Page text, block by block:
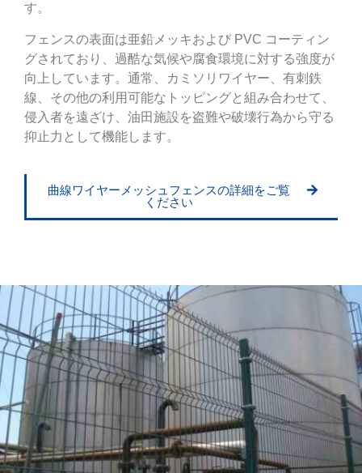
す。
フェンスの表面は亜鉛メッキおよび PVC コーティン
グされており、過酷な気候や腐食環境に対する強度が
向上しています。通常、カミソリワイヤー、有刺鉄
線、その他の利用可能なトッピングと組み合わせて、
侵入者を遠ざけ、油田施設を盗難や破壊行為から守る
抑止力として機能します。
曲線ワイヤーメッシュフェンスの詳細をご覧
ください